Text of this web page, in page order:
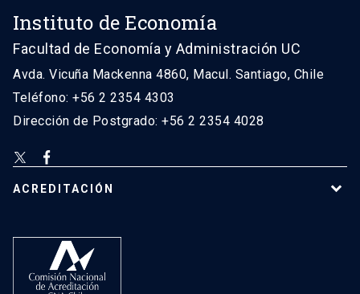
Instituto de Economía
Facultad de Economía y Administración UC
Avda. Vicuña Mackenna 4860, Macul. Santiago, Chile
Teléfono: +56 2 2354 4303
Dirección de Postgrado: +56 2 2354 4028
ACREDITACIÓN